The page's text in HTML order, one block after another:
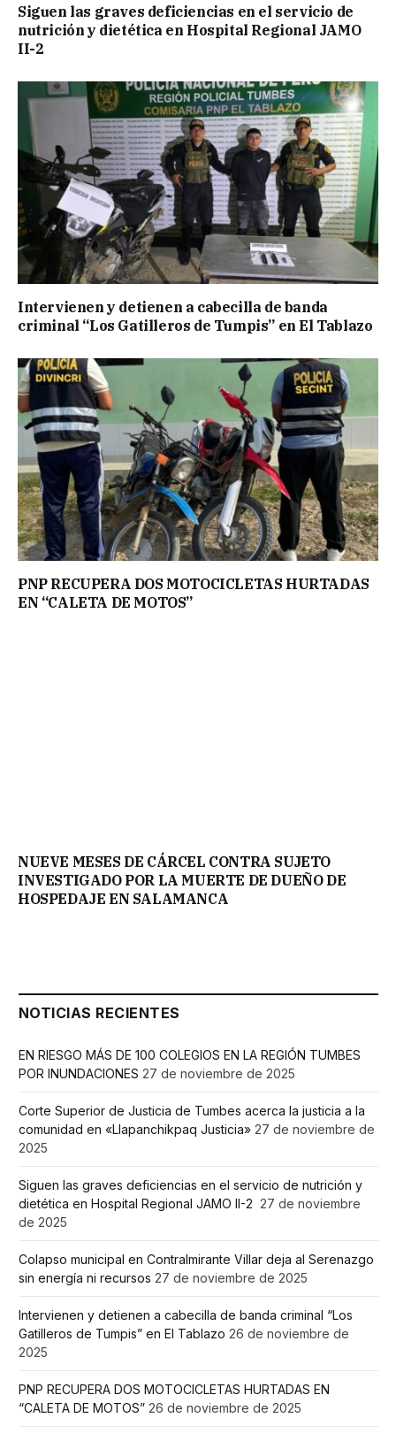
Siguen las graves deficiencias en el servicio de
nutrición y dietética en Hospital Regional JAMO
II-2
Intervienen y detienen a cabecilla de banda
criminal “Los Gatilleros de Tumpis” en El Tablazo
PNP RECUPERA DOS MOTOCICLETAS HURTADAS
EN “CALETA DE MOTOS”
NUEVE MESES DE CÁRCEL CONTRA SUJETO
INVESTIGADO POR LA MUERTE DE DUEÑO DE
HOSPEDAJE EN SALAMANCA
NOTICIAS RECIENTES
EN RIESGO MÁS DE 100 COLEGIOS EN LA REGIÓN TUMBES
POR INUNDACIONES 27 de noviembre de 2025
Corte Superior de Justicia de Tumbes acerca la justicia a la
comunidad en «Llapanchikpaq Justicia» 27 de noviembre de
2025
Siguen las graves deficiencias en el servicio de nutrición y
dietética en Hospital Regional JAMO II-2 27 de noviembre
de 2025
Colapso municipal en Contralmirante Villar deja al Serenazgo
sin energía ni recursos 27 de noviembre de 2025
Intervienen y detienen a cabecilla de banda criminal “Los
Gatilleros de Tumpis” en El Tablazo 26 de noviembre de
2025
PNP RECUPERA DOS MOTOCICLETAS HURTADAS EN
“CALETA DE MOTOS” 26 de noviembre de 2025